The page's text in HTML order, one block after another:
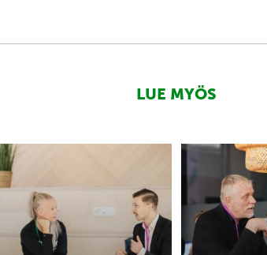
LUE MYÖS
B2B
brändin
rakentaminen:
Miten
luot
kasvua